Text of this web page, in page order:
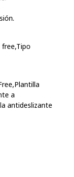
a
antideslizante